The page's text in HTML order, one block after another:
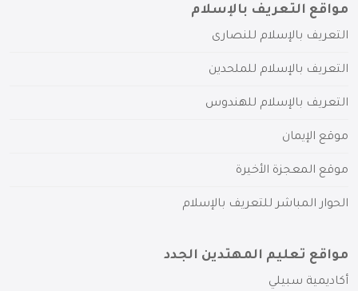
مواقع التعريف بالإسلام
التعريف بالإسلام للنصارى
التعريف بالإسلام للملحدين
التعريف بالإسلام للهندوس
موقع الإيمان
موقع المعجزة الأخيرة
الحوار المباشر للتعريف بالإسلام
مواقع تعليم المهتدين الجدد
أكاديمية سبيلي